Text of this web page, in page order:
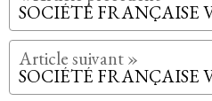
SOCIÉTÉ FRANÇAISE
SOCIÉTÉ FRANÇAISE